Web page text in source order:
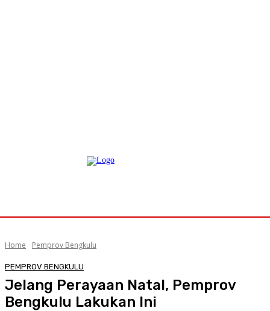
Home Pemprov Bengkulu
PEMPROV BENGKULU
Jelang Perayaan Natal, Pemprov
Bengkulu Lakukan Ini